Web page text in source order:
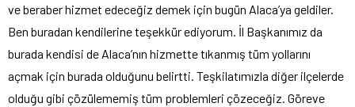
ve beraber hizmet edeceğiz demek için bugün Alaca’ya geldiler.
Ben buradan kendilerine teşekkür ediyorum. İl Başkanımız da
burada kendisi de Alaca’nın hizmette tıkanmış tüm yollarını
açmak için burada olduğunu belirtti. Teşkilatımızla diğer ilçelerde
olduğu gibi çözülememiş tüm problemleri çözeceğiz. Göreve